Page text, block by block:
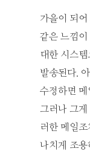
가을이 되어
같은 느낌이
대한 시스
발송된다.
수정하면 메
그러나 그게
러한 메일
나치게 조용